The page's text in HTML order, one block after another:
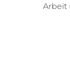
Arbeit